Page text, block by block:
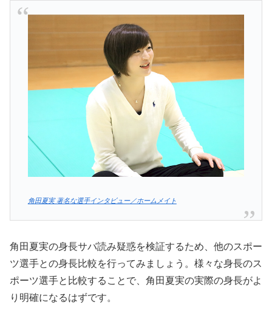
角田夏実 著名な選手インタビュー／ホームメイト
角田夏実の身長サバ読み疑惑を検証するため、他のスポー
ツ選手との身長比較を行ってみましょう。様々な身長のス
ポーツ選手と比較することで、角田夏実の実際の身長がよ
り明確になるはずです。